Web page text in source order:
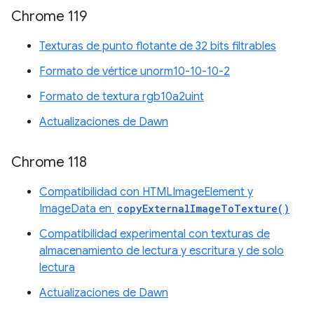
Chrome 119
Texturas de punto flotante de 32 bits filtrables
Formato de vértice unorm10-10-10-2
Formato de textura rgb10a2uint
Actualizaciones de Dawn
Chrome 118
Compatibilidad con HTMLImageElement y
ImageData en copyExternalImageToTexture()
Compatibilidad experimental con texturas de
almacenamiento de lectura y escritura y de solo
lectura
Actualizaciones de Dawn